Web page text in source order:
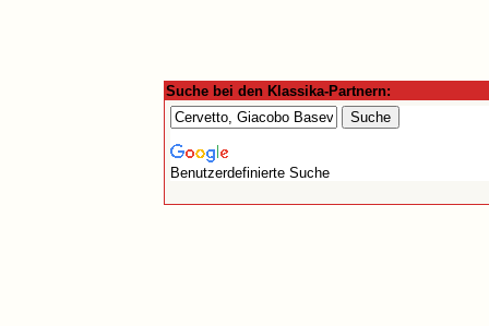
Suche bei den Klassika-Partnern:
Benutzerdefinierte Suche